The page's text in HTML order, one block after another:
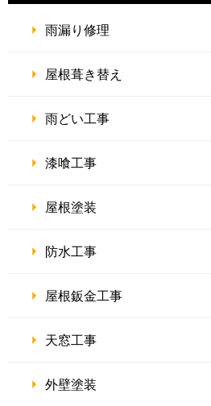
雨漏り修理
屋根葺き替え
雨どい工事
漆喰工事
屋根塗装
防水工事
屋根鈑金工事
天窓工事
外壁塗装